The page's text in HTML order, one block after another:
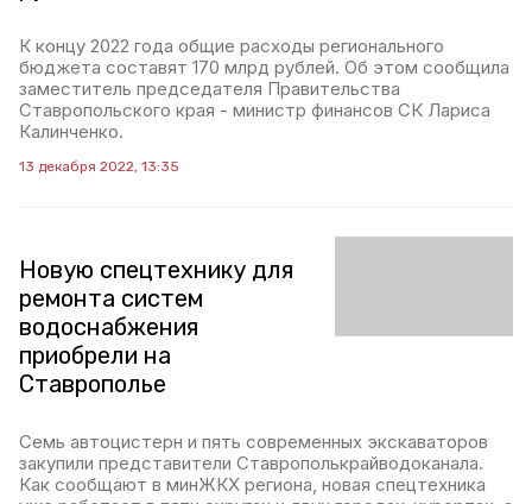
К концу 2022 года общие расходы регионального
бюджета составят 170 млрд рублей. Об этом сообщила
заместитель председателя Правительства
Ставропольского края - министр финансов СК Лариса
Калинченко.
13 декабря 2022, 13:35
Новую спецтехнику для
ремонта систем
водоснабжения
приобрели на
Ставрополье
Семь автоцистерн и пять современных экскаваторов
закупили представители Ставрополькрайводоканала.
Как сообщают в минЖКХ региона, новая спецтехника